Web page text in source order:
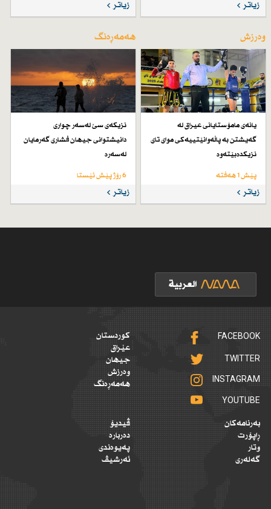
زیاتر زیاتر
وەرزش
یانەی مامۆستایانی عیراق لە
گەیشتن بە پاڵەوانێتییەكی موای تای
نزیكدەبێتەوە
پێش 1 هەفتە
زیاتر
هەمەڕەنگ
نزیكەی سێ لەسەر چواری
دانیشتوانی جیهان فشاری گەرمایان
لەسەرە
6 رۆژ پێش ئێستا
زیاتر
FACEBOOK
TWITTER
INSTAGRAM
YOUTUBE
کوردستان
عێراق
جیهان
وەرزش
هەمەڕەنگ
بەرنامەکان
ڕاپۆرت
وتار
گەلەری
ڤیدیۆ
دەربارە
پەیوەندی
ئەرشیڤ